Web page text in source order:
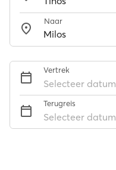
Naar
Vertrek
Selecteer datum
Terugreis
Selecteer datum